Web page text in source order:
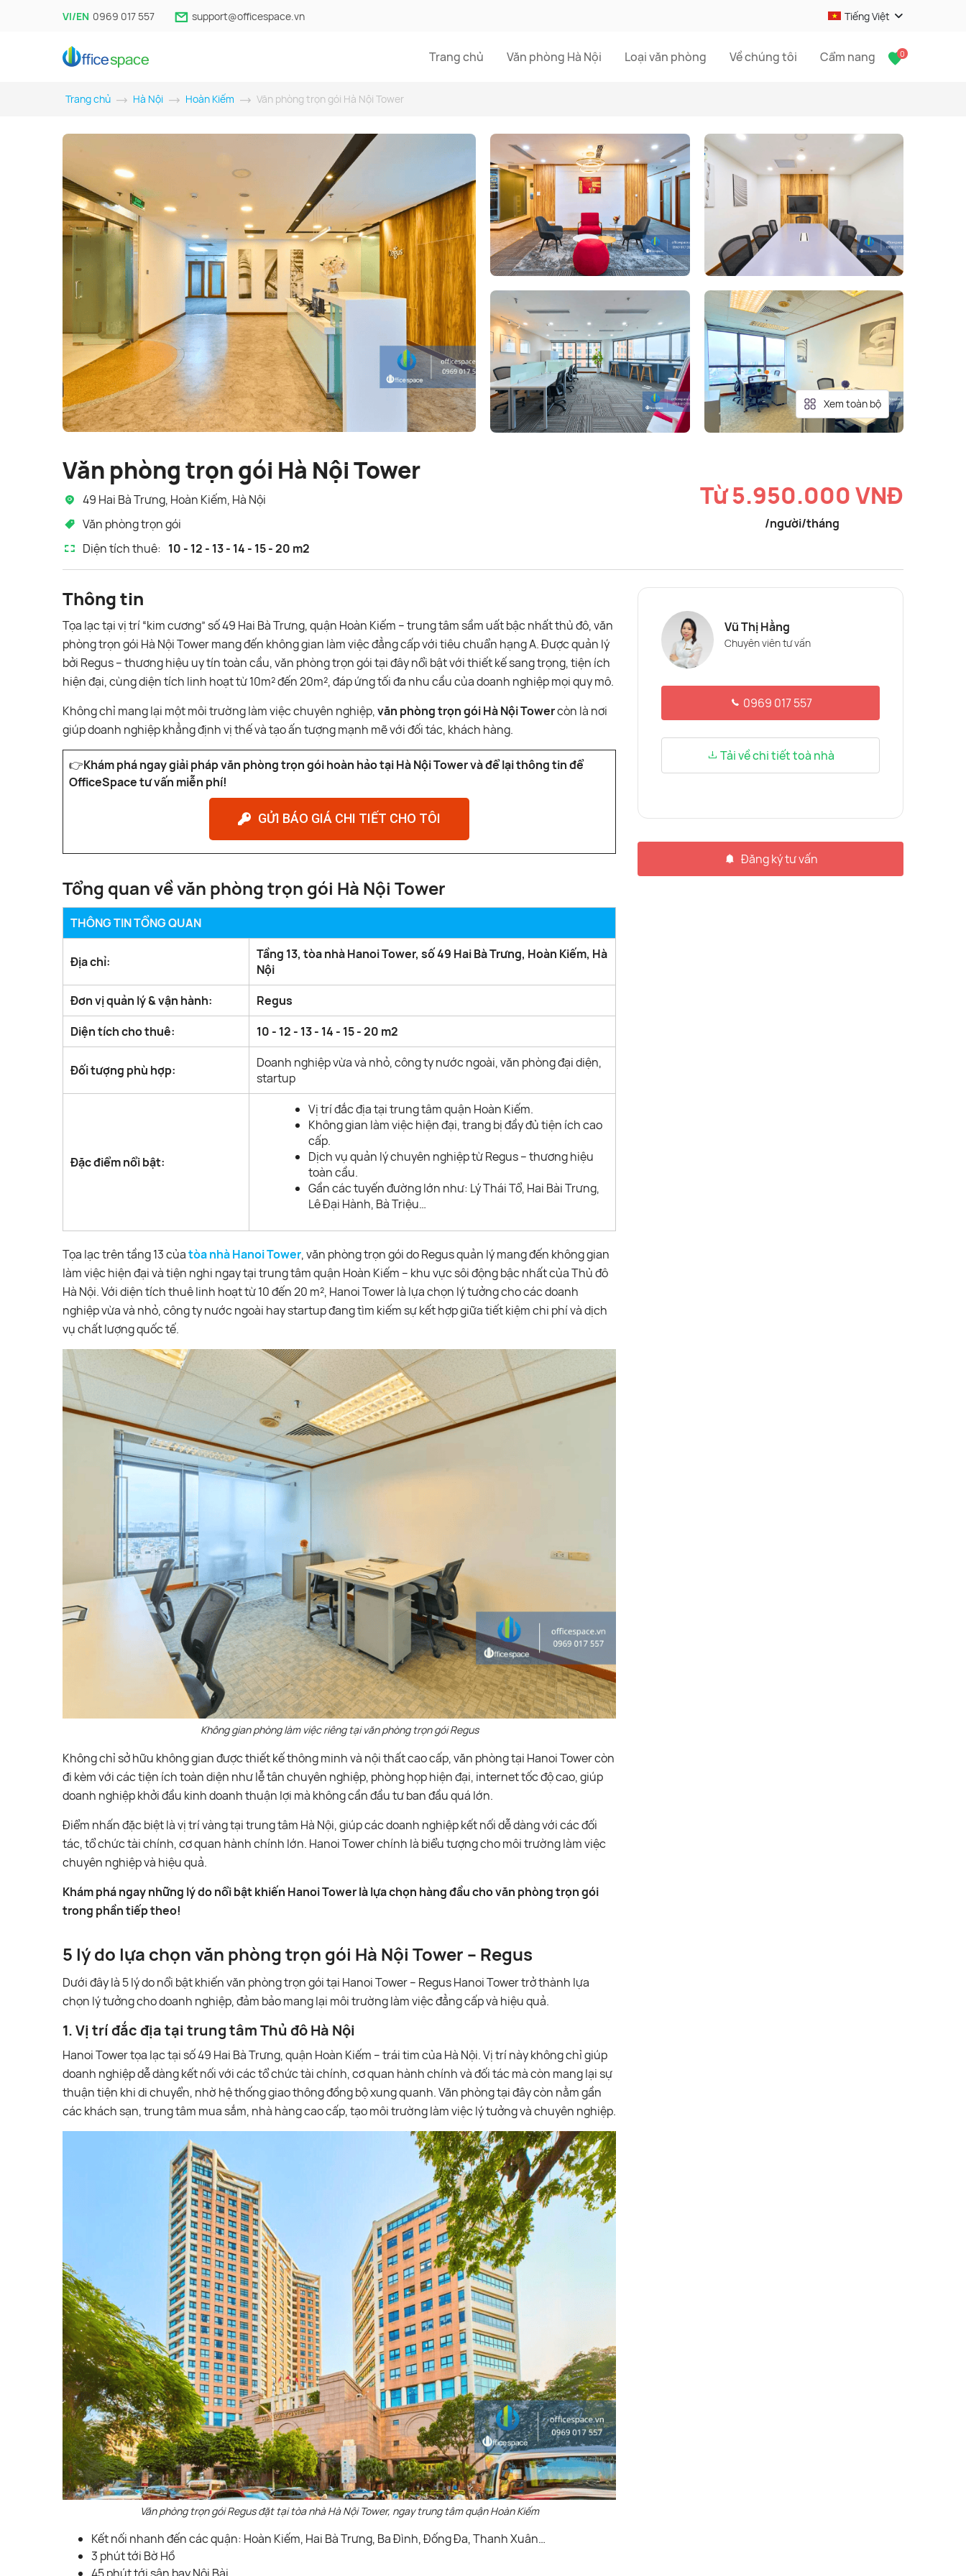
VI/EN 0969 017 557 support@officespace.vn Tiếng Việt
Trang chủ Văn phòng Hà Nội Loại văn phòng Về chúng tôi Cẩm nang 0
Trang chủ Hà Nội Hoàn Kiếm Văn phòng trọn gói Hà Nội Tower
Xem toàn bộ
Văn phòng trọn gói Hà Nội Tower
49 Hai Bà Trưng, Hoàn Kiếm, Hà Nội
Văn phòng trọn gói
Diện tích thuê: 10 - 12 - 13 - 14 - 15 - 20 m2
Từ 5.950.000 VNĐ
/người/tháng
Thông tin
Tọa lạc tại vị trí “kim cương” số 49 Hai Bà Trưng, quận Hoàn Kiếm – trung tâm sầm uất bậc nhất thủ đô, văn
phòng trọn gói Hà Nội Tower mang đến không gian làm việc đẳng cấp với tiêu chuẩn hạng A. Được quản lý
bởi Regus – thương hiệu uy tín toàn cầu, văn phòng trọn gói tại đây nổi bật với thiết kế sang trọng, tiện ích
hiện đại, cùng diện tích linh hoạt từ 10m² đến 20m², đáp ứng tối đa nhu cầu của doanh nghiệp mọi quy mô.
Không chỉ mang lại một môi trường làm việc chuyên nghiệp,văn phòng trọn gói Hà Nội Towercòn là nơi
giúp doanh nghiệp khẳng định vị thế và tạo ấn tượng mạnh mẽ với đối tác, khách hàng.
👉Khám phá ngay giải pháp văn phòng trọn gói hoàn hảo tại Hà Nội Tower và để lại thông tin để
OfficeSpace tư vấn miễn phí!
GỬI BÁO GIÁ CHI TIẾT CHO TÔI
Tổng quan về văn phòng trọn gói Hà Nội Tower
THÔNG TIN TỔNG QUAN
Địa chỉ:
Tầng 13, tòa nhà Hanoi Tower, số 49 Hai Bà Trưng, Hoàn Kiếm, Hà
Nội
Đơn vị quản lý & vận hành:
Regus
Diện tích cho thuê:
10 - 12 - 13 - 14 - 15 - 20 m2
Đối tượng phù hợp:
Doanh nghiệp vừa và nhỏ, công ty nước ngoài, văn phòng đại diện,
startup
Đặc điểm nổi bật:
Vị trí đắc địa tại trung tâm quận Hoàn Kiếm.
Không gian làm việc hiện đại, trang bị đầy đủ tiện ích cao
cấp.
Dịch vụ quản lý chuyên nghiệp từ Regus – thương hiệu
toàn cầu.
Gần các tuyến đường lớn như: Lý Thái Tổ, Hai Bài Trưng,
Lê Đại Hành, Bà Triệu…
Tọa lạc trên tầng 13 củatòa nhà Hanoi Tower, văn phòng trọn gói do Regus quản lý mang đến không gian
làm việc hiện đại và tiện nghi ngay tại trung tâm quận Hoàn Kiếm – khu vực sôi động bậc nhất của Thủ đô
Hà Nội. Với diện tích thuê linh hoạt từ 10 đến 20 m², Hanoi Tower là lựa chọn lý tưởng cho các doanh
nghiệp vừa và nhỏ, công ty nước ngoài hay startup đang tìm kiếm sự kết hợp giữa tiết kiệm chi phí và dịch
vụ chất lượng quốc tế.
Không gian phòng làm việc riêng tại văn phòng trọn gói Regus
Không chỉ sở hữu không gian được thiết kế thông minh và nội thất cao cấp, văn phòng tại Hanoi Tower còn
đi kèm với các tiện ích toàn diện như lễ tân chuyên nghiệp, phòng họp hiện đại, internet tốc độ cao, giúp
doanh nghiệp khởi đầu kinh doanh thuận lợi mà không cần đầu tư ban đầu quá lớn.
Điểm nhấn đặc biệt là vị trí vàng tại trung tâm Hà Nội, giúp các doanh nghiệp kết nối dễ dàng với các đối
tác, tổ chức tài chính, cơ quan hành chính lớn. Hanoi Tower chính là biểu tượng cho môi trường làm việc
chuyên nghiệp và hiệu quả.
Khám phá ngay những lý do nổi bật khiến Hanoi Tower là lựa chọn hàng đầu cho văn phòng trọn gói
trong phần tiếp theo!
5 lý do lựa chọn văn phòng trọn gói Hà Nội Tower – Regus
Dưới đây là 5 lý do nổi bật khiến văn phòng trọn gói tại Hanoi Tower – Regus Hanoi Tower trở thành lựa
chọn lý tưởng cho doanh nghiệp, đảm bảo mang lại môi trường làm việc đẳng cấp và hiệu quả.
1. Vị trí đắc địa tại trung tâm Thủ đô Hà Nội
Hanoi Tower tọa lạc tại số 49 Hai Bà Trưng, quận Hoàn Kiếm – trái tim của Hà Nội. Vị trí này không chỉ giúp
doanh nghiệp dễ dàng kết nối với các tổ chức tài chính, cơ quan hành chính và đối tác mà còn mang lại sự
thuận tiện khi di chuyển, nhờ hệ thống giao thông đồng bộ xung quanh. Văn phòng tại đây còn nằm gần
các khách sạn, trung tâm mua sắm, nhà hàng cao cấp, tạo môi trường làm việc lý tưởng và chuyên nghiệp.
Văn phòng trọn gói Regus đặt tại tòa nhà Hà Nội Tower, ngay trung tâm quận Hoàn Kiếm
Kết nối nhanh đến các quận: Hoàn Kiếm, Hai Bà Trưng, Ba Đình, Đống Đa, Thanh Xuân…
3 phút tới Bờ Hồ
Vũ Thị Hằng
Chuyên viên tư vấn
0969 017 557
Tải về chi tiết toà nhà
Đăng ký tư vấn